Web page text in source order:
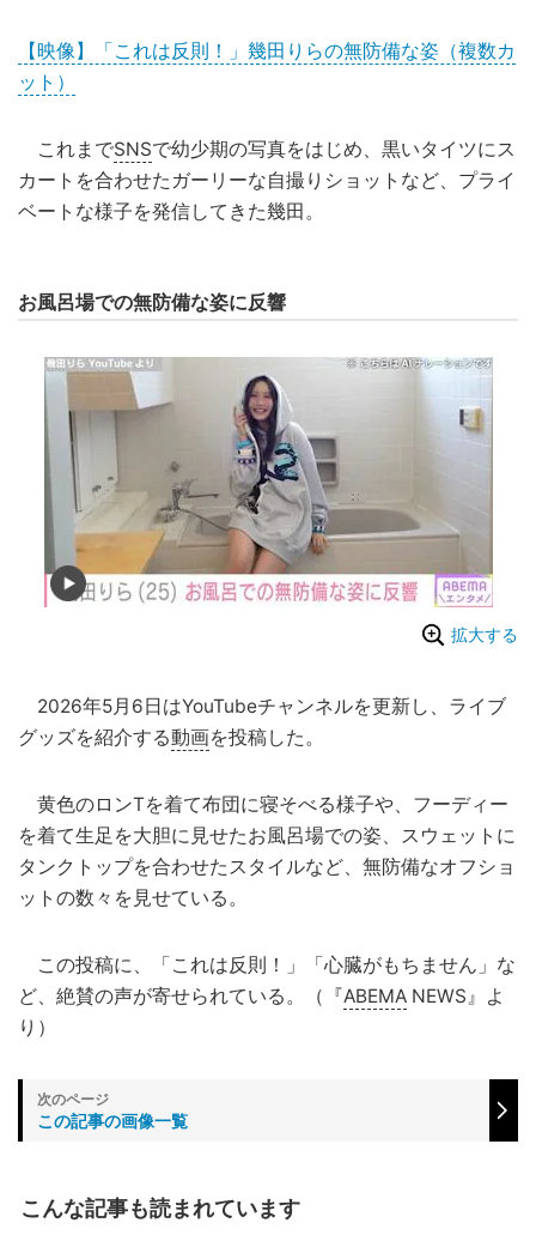
【映像】「これは反則！」幾田りらの無防備な姿（複数カ
ット）
これまでSNSで幼少期の写真をはじめ、黒いタイツにス
カートを合わせたガーリーな自撮りショットなど、プライ
ベートな様子を発信してきた幾田。
お風呂場での無防備な姿に反響
拡大する
2026年5月6日はYouTubeチャンネルを更新し、ライブ
グッズを紹介する動画を投稿した。
黄色のロンTを着て布団に寝そべる様子や、フーディー
を着て生足を大胆に見せたお風呂場での姿、スウェットに
タンクトップを合わせたスタイルなど、無防備なオフショ
ットの数々を見せている。
この投稿に、「これは反則！」「心臓がもちません」な
ど、絶賛の声が寄せられている。（『ABEMA NEWS』よ
り）
この記事の画像一覧
こんな記事も読まれています